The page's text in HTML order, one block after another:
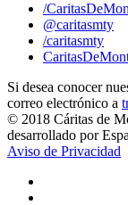
/
@caritasmty
/caritasmty
Si desea conocer
correo electrónico a
© 2018 Cáritas de
desarrollado por
Aviso de Privacidad